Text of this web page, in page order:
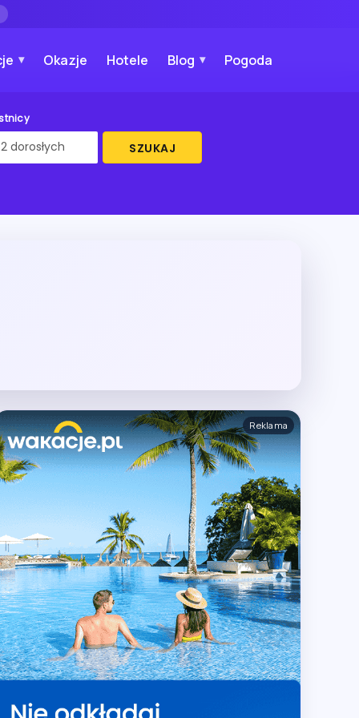
Okazje Hotele Blog Pogoda
SZUKAJ
Reklama